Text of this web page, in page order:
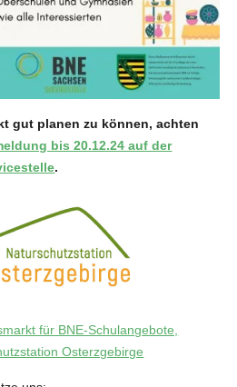
gut planen zu können, achten
bis 20.12.24 auf der
.
für BNE-Schulangebote,
Osterzgebirge